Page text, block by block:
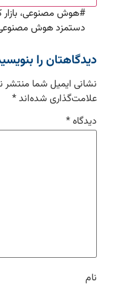
#هوش مصنوعی، بازار
دستمزد هوش
دیدگاهتان را
نشانی ایمیل شما
علامت‌گذاری شده‌اند*
دیدگاه*
نام